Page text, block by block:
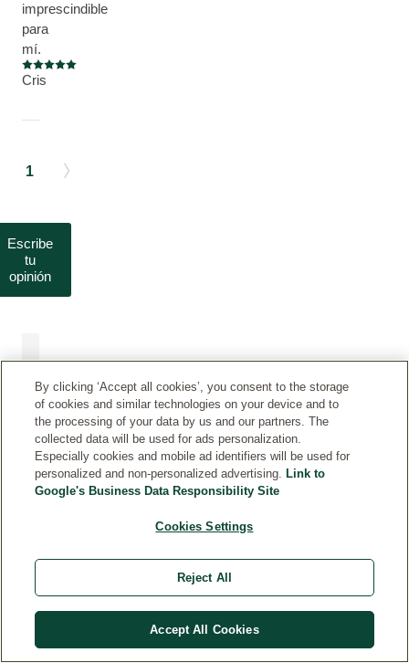
imprescindible
para
mí.
Puntuación: 5 / 5 estrellas
Cris
1
Escribe
tu
opinión
Newsletter
INTRODUCE
TU E-MAIL
A partir
Tarjeta y
By clicking ‘Accept all cookies’, you consent to the storage
of cookies and similar technologies on your device and to
the processing of your data by us and our partners. The
collected data will be used for ads personalization.
Especially cookies and mobile ad identifiers will be used for
personalized and non-personalized advertising. Link to
Google's Business Data Responsibility Site
Cookies Settings
Reject All
Accept All Cookies